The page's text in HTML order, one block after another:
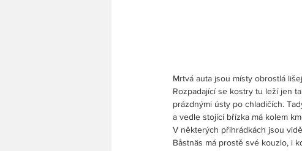
Mrtvá auta jsou místy obrostlá
Rozpadající se kostry tu leží jen
prázdnými ústy po chladičích.
a vedle stojící břízka má kolem
V některých přihrádkách jsou
Båstnäs má prostě své kouzlo, i